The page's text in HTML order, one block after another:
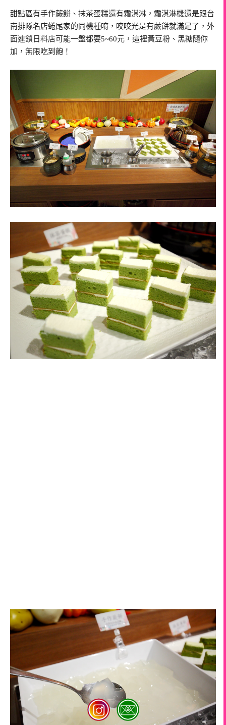
甜點區有手作蕨餅、抹茶蛋糕還有霜淇淋，霜淇淋機還是跟台
南排隊名店蜷尾家的同機種唷，咬咬光是有蕨餅就滿足了，外
面連鎖日料店可能一盤都要5~60元，這裡黃豆粉、黑糖隨你
加，無限吃到飽！